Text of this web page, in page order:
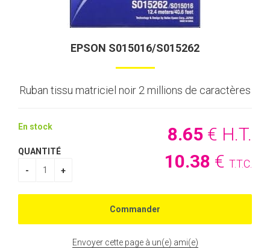
EPSON S015016/S015262
Ruban tissu matriciel noir 2 millions de caractères
8.65 € H.T.
10.38 € T.T.C.
En stock
QUANTITÉ
Envoyer cette page à un(e) ami(e)